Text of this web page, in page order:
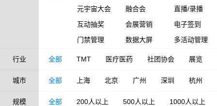
元宇宙大会
融合会
直播/录播
互动抽奖
会展营销
电子签到
门禁管理
数据大屏 多活动管理
行业 全部 TMT 医疗医药 社团协会 展览
城市 全部 上海 北京 广州 深圳 杭州
规模 全部 200人以上 500人以上 1000人以上